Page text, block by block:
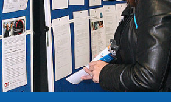
Anfahrt Webmail Moodle
Personensuche English